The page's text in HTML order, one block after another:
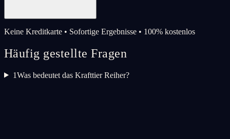
Keine Kreditkarte • Sofortige Ergebnisse • 100% kostenlos
Häufig gestellte Fragen
1Was bedeutet das Krafttier Reiher?